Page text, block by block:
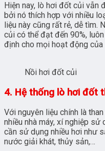
Hiện nay, lò hơi đốt củi vẫn
bởi nó thích hợp với nhiều
liệu này cũng rất rẻ, dễ tìm.
củi có thể đạt đến 90%,
định cho mọi hoạt động của
Nồi hơi đốt củi
4. Hệ thống lò hơi đốt
Với nguyên liệu chính là
nhiều nhà máy, xí nghiệp
cần sử dụng nhiều hơi như
nước giải khát, thủy sản,…